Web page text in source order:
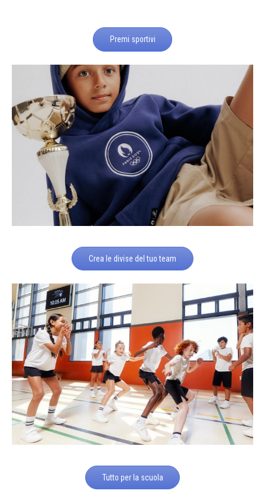
Premi sportivi
Crea le divise del tuo team
Tutto per la scuola